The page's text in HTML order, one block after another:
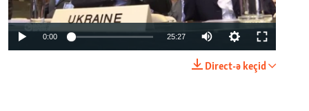
0:00 25:27
Direct-ə keçid